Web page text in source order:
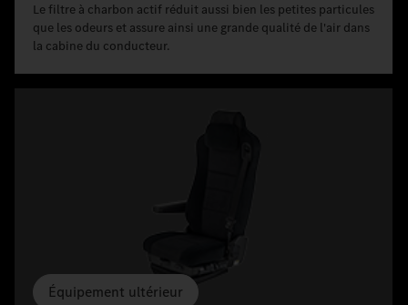
Le filtre à charbon actif réduit aussi bien les petites particules
que les odeurs et assure ainsi une grande qualité de l'air dans
la cabine du conducteur.
Équipement ultérieur